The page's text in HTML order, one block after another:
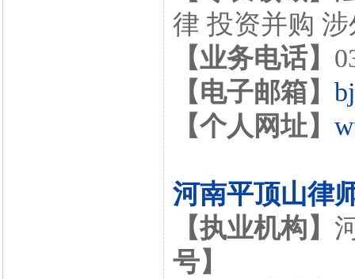
律 投资并购
【业务电话】
【电子邮箱】
【个人网址】
河南平顶山律
【执业机构】
号】